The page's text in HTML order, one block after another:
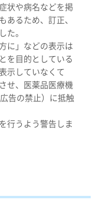
状や病名などを掲
るため、訂正、
た。
に」などの表示は
を目的としている
示していなくて
せ、医薬品医療機
告の禁止）に抵触
行うよう警告しま